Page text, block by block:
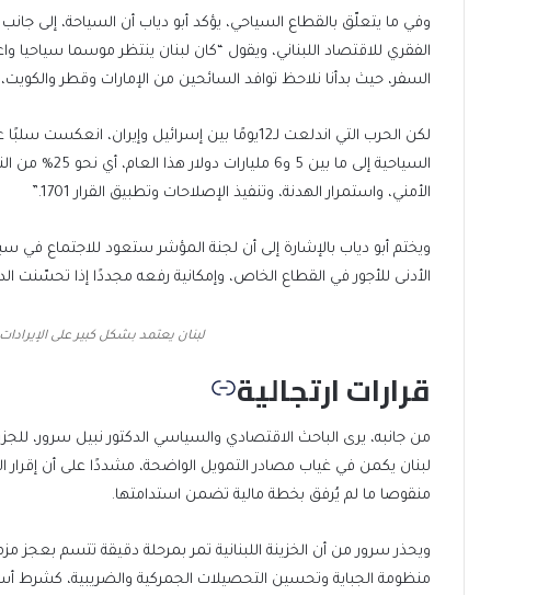
الفقري للاقتصاد اللبناني، ويقول “كان لبنان ينتظر موسما
السفر، حيث بدأنا نلاحظ توافد السائحين من الإمارات وقطر
لكن الحرب التي اندلعت لـ12يومًا بين إسرائيل
السياحية إلى
الأمني، واستمرار الهدنة، وتنفيذ الإصلاحات وتطبيق القرار 1701.”
ويختم أبو دياب بالإشارة إلى أن لجنة المؤشر ستعود للاجتماع في
الأدنى للأجور في القطاع الخاص، وإمكانية رفعه مجددًا إذا تحسّنت
لبنان يعتمد بشكل كبير على
قرارات ارتجالية
من جانبه، يرى الباحث الاقتصادي والسياسي الدكتور نبيل سرور،
منقوصا ما لم يُرفق بخطة مالية تضمن استدامتها.
ويحذر سرور من أن الخزينة اللبنانية تمر بمرحلة دقيقة تتسم بعجز
منظومة الجباية وتحسين التحصيلات الجمركية والضريبية، كشرط